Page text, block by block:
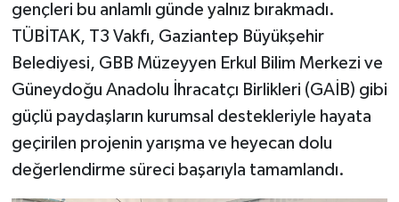
gençleri bu anlamlı günde yalnız bırakmadı.
TÜBİTAK, T3 Vakfı, Gaziantep Büyükşehir
Belediyesi, GBB Müzeyyen Erkul Bilim Merkezi ve
Güneydoğu Anadolu İhracatçı Birlikleri (GAİB) gibi
güçlü paydaşların kurumsal destekleriyle hayata
geçirilen projenin yarışma ve heyecan dolu
değerlendirme süreci başarıyla tamamlandı.